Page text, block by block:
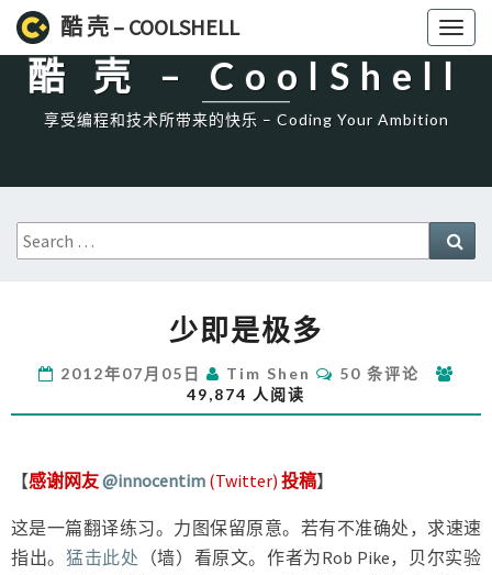
酷 壳 – COOLSHELL
High一下!
酷 壳 – CoolShell
享受编程和技术所带来的快乐 – Coding Your Ambition
Search
for:
即
极
多
少即是极多
2012年07月05日 Tim Shen
评
论
50 条评论
49,874 人阅读
【感谢网友@innocentim (Twitter) 投稿】
这是一篇翻译练习。力图保留原意。若有不准确处，求速速
指出。 猛击此处 （墙）看原文。作者为Rob Pike，贝尔实验